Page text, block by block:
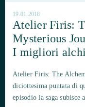
19.01.2018
Atelier Firis:
Mysterious
I migliori
Atelier Firis: The
diciottesima puntata di
episodio la saga subisce